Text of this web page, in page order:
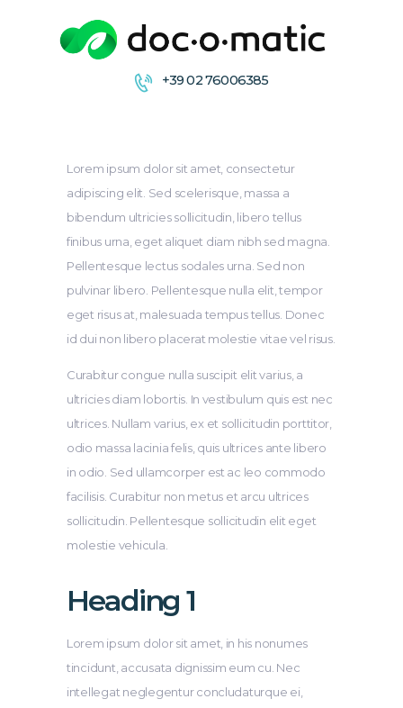
+39 02 76006385
ARCHIVIA &
DISTRIBUISCE
FIRMA
Lorem ipsum dolor sit amet, consectetur
adipiscing elit. Sed scelerisque, massa a
bibendum ultricies sollicitudin, libero tellus
finibus urna, eget aliquet diam nibh sed magna.
Pellentesque lectus sodales urna. Sed non
pulvinar libero. Pellentesque nulla elit, tempor
eget risus at, malesuada tempus tellus. Donec
id dui non libero placerat molestie vitae vel risus.
Curabitur congue nulla suscipit elit varius, a
ultricies diam lobortis. In vestibulum quis est nec
ultrices. Nullam varius, ex et sollicitudin porttitor,
odio massa lacinia felis, quis ultrices ante libero
in odio. Sed ullamcorper est ac leo commodo
facilisis. Curabitur non metus et arcu ultrices
sollicitudin. Pellentesque sollicitudin elit eget
molestie vehicula.
Heading 1
Lorem ipsum dolor sit amet, in his nonumes
tincidunt, accusata dignissim eum cu. Nec
intellegat neglegentur concludaturque ei,